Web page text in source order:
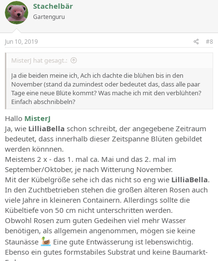
Stachelbär
Gartenguru
Jun 10, 2019 #8
MisterJ hat gesagt.:
Ja die beiden meine ich, Ach ich dachte die blühen bis in den
November (stand da zumindest oder bedeutet das, dass alle paar
Tage eine neue Blüte kommt? Was mache ich mit den verblühten?
Einfach abschnibbeln?
Hallo MisterJ
Ja, wie LilliaBella schon schreibt, der angegebene Zeitraum
bedeutet, dass innerhalb dieser Zeitspanne Blüten gebildet
werden könnnen.
Meistens 2 x - das 1. mal ca. Mai und das 2. mal im
September/Oktober, je nach Witterung November.
Mit der Kübelgröße sehe ich das nicht so eng wie LilliaBella.
In den Zuchtbetrieben stehen die großen älteren Rosen auch
viele Jahre in kleineren Containern. Allerdings sollte die
Kübeltiefe von 50 cm nicht unterschritten werden.
Obwohl Rosen zum guten Gedeihen viel mehr Wasser
benötigen, als allgemein angenommen, mögen sie keine
Staunässe
Eine gute Entwässerung ist lebenswichtig.
Ebenso ein gutes formstabiles Substrat und keine Baumarkt-